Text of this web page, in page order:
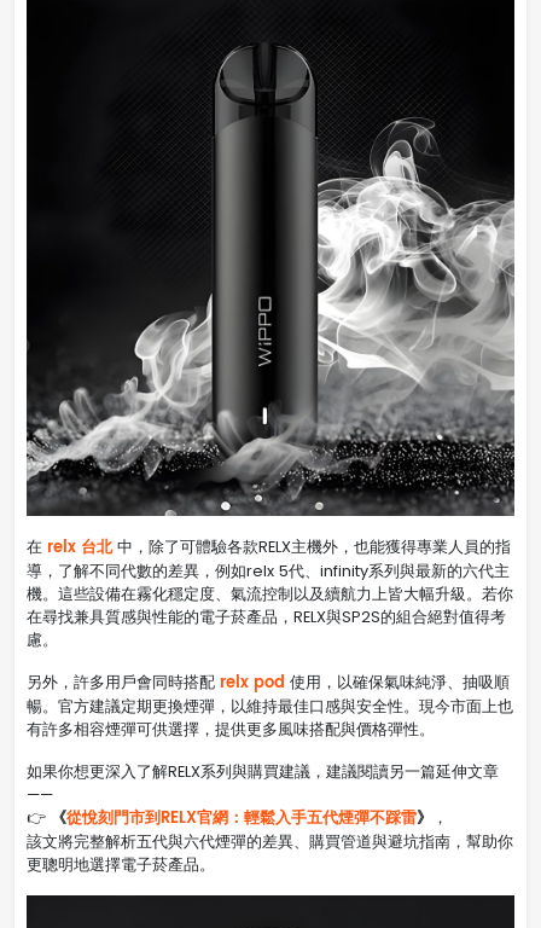
在 relx 台北中，除了可體驗各款RELX主機外，也能獲得專業人員的指
導，了解不同代數的差異，例如relx 5代、infinity系列與最新的六代主
機。這些設備在霧化穩定度、氣流控制以及續航力上皆大幅升級。若你
在尋找兼具質感與性能的電子菸產品，RELX與SP2S的組合絕對值得考
慮。
另外，許多用戶會同時搭配 relx pod 使用，以確保氣味純淨、抽吸順
暢。官方建議定期更換煙彈，以維持最佳口感與安全性。現今市面上也
有許多相容煙彈可供選擇，提供更多風味搭配與價格彈性。
如果你想更深入了解RELX系列與購買建議，建議閱讀另一篇延伸文章
——
👉
《從悅刻門市到RELX官網：輕鬆入手五代煙彈不踩雷》
，
該文將完整解析五代與六代煙彈的差異、購買管道與避坑指南，幫助你
更聰明地選擇電子菸產品。